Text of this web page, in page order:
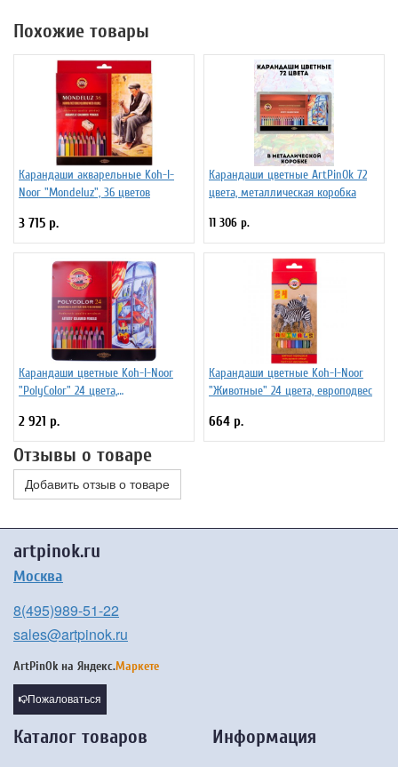
Похожие товары
Карандаши акварельные Koh-I-
Noor "Mondeluz", 36 цветов
3 715 р.
Карандаши цветные ArtPinOk 72
цвета, металлическая коробка
11 306 р.
Карандаши цветные Koh-I-Noor
"PolyColor" 24 цвета,
2 921 р.
Карандаши цветные Koh-I-Noor
"Животные" 24 цвета, европодвес
664 р.
Отзывы о товаре
Добавить отзыв о товаре
artpinok.ru
Москва
8(495)989-51-22
sales@artpinok.ru
ArtPinOk на Яндекс.Маркете
Пожаловаться
Каталог товаров Информация